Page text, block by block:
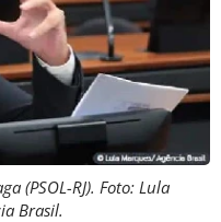
(PSOL-RJ). Foto: Lula
Brasil.